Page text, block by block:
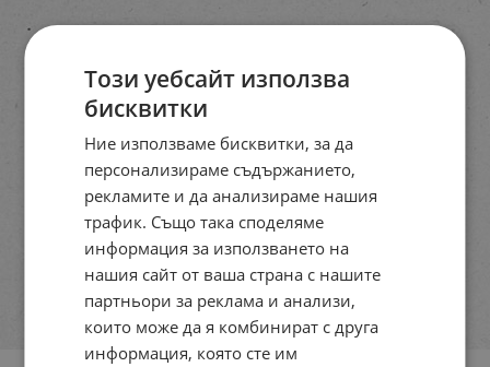
Този уебсайт използва
бисквитки
Ние използваме бисквитки, за да
персонализираме съдържанието,
рекламите и да анализираме нашия
трафик. Също така споделяме
информация за използването на
нашия сайт от ваша страна с нашите
партньори за реклама и анализи,
които може да я комбинират с друга
информация, която сте им